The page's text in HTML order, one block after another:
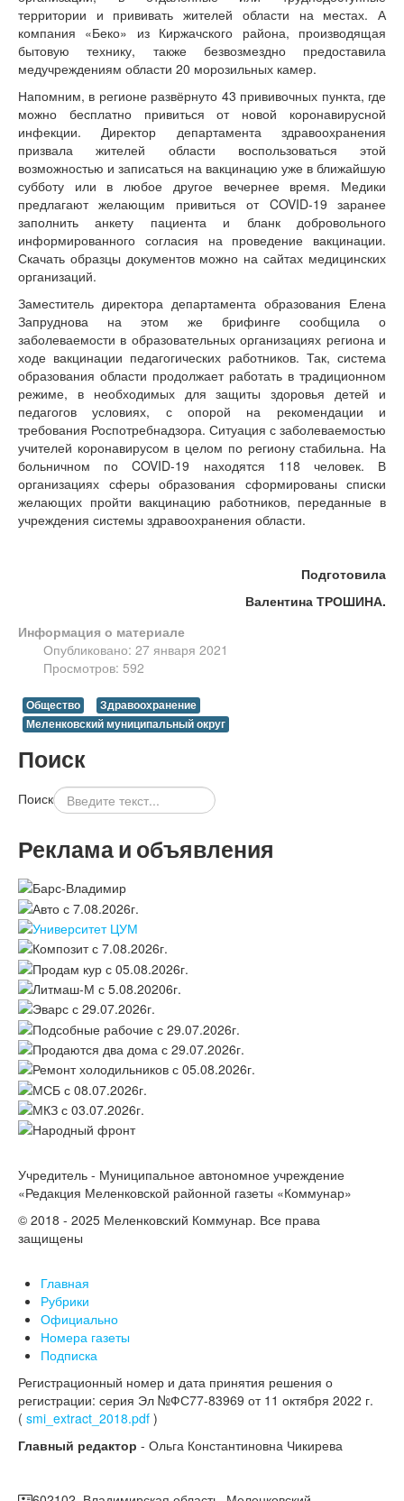
территории и прививать жителей области на местах. А
компания «Беко» из Киржачского района, производящая
бытовую технику, также безвозмездно предоставила
медучреждениям области 20 морозильных камер.
Напомним, в регионе развёрнуто 43 прививочных пункта, где
можно бесплатно привиться от новой коронавирусной
инфекции. Директор департамента здравоохранения
призвала жителей области воспользоваться этой
возможностью и записаться на вакцинацию уже в ближайшую
субботу или в любое другое вечернее время. Медики
предлагают желающим привиться от COVID-19 заранее
заполнить анкету пациента и бланк добровольного
информированного согласия на проведение вакцинации.
Скачать образцы документов можно на сайтах медицинских
организаций.
Заместитель директора департамента образования Елена
Запруднова на этом же брифинге сообщила о
заболеваемости в образовательных организациях региона и
ходе вакцинации педагогических работников. Так, система
образования области продолжает работать в традиционном
режиме, в необходимых для защиты здоровья детей и
педагогов условиях, с опорой на рекомендации и
требования Роспотребнадзора. Ситуация с заболеваемостью
учителей коронавирусом в целом по региону стабильна. На
больничном по COVID-19 находятся 118 человек. В
организациях сферы образования сформированы списки
желающих пройти вакцинацию работников, переданные в
учреждения системы здравоохранения области.
Подготовила
Валентина ТРОШИНА.
Информация о материале
Опубликовано: 27 января 2021
Просмотров: 592
Общество
Здравоохранение
Меленковский муниципальный округ
Поиск
Поиск
Реклама и объявления
Учредитель - Муниципальное автономное учреждение
«Редакция Меленковской районной газеты «Коммунар»
© 2018 - 2025 Меленковский Коммунар. Все права
защищены
Главная
Рубрики
Официально
Номера газеты
Подписка
Регистрационный номер и дата принятия решения о
регистрации: серия Эл №ФС77-83969 от 11 октября 2022 г.
( smi_extract_2018.pdf )
Главный редактор - Ольга Константиновна Чикирева